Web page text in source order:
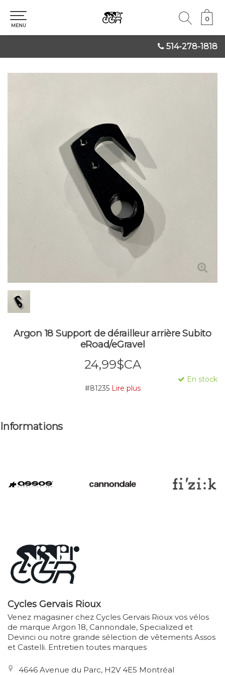
514-278-1818
0
0
MENU
Argon 18 Support de dérailleur arrière Subito
eRoad/eGravel
24,99$CA
En stock
#81235 Lire plus
Informations
Cycles Gervais Rioux
Venez magasiner chez Cycles Gervais Rioux vos vélos
de marque Argon 18, Cannondale, Specialized et
Devinci ou notre grande sélection de vêtements Assos
et Castelli. Entretien toutes marques
4646 Avenue du Parc, H2V 4E5 Montréal